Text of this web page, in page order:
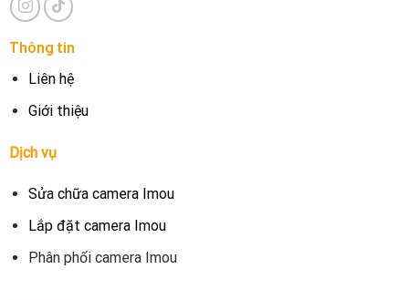
Thông tin
Liên hệ
Giới thiệu
Dịch vụ
Sửa chữa camera Imou
Lắp đặt camera Imou
Phân phối camera Imou